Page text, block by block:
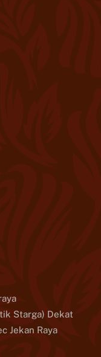
Starga) Dekat
Jekan Raya